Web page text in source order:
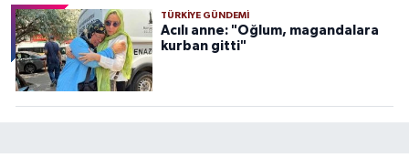
TÜRKIYE GÜNDEMI
Acılı anne: "Oğlum, magandalara
kurban gitti"